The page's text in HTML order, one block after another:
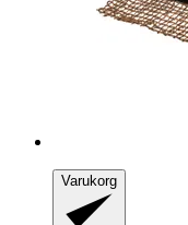
Varukorg